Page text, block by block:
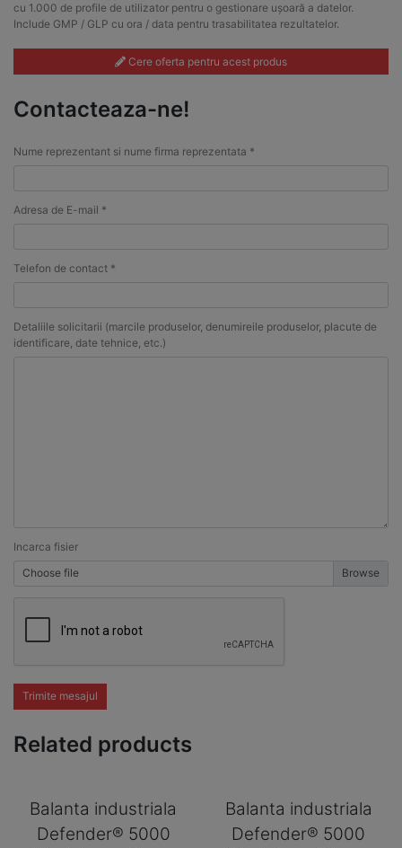
cu 1.000 de profile de utilizator pentru o gestionare ușoară a datelor.
Include GMP / GLP cu ora / data pentru trasabilitatea rezultatelor.
Cere oferta pentru acest produs
Contacteaza-ne!
Nume reprezentant si nume firma reprezentata *
Adresa de E-mail *
Telefon de contact *
Detaliile solicitarii (marcile produselor, denumireile produselor, placute de
identificare, date tehnice, etc.)
Incarca fisier
Choose file
Trimite mesajul
Related products
Balanta industriala
Defender® 5000
Balanta industriala
Defender® 5000